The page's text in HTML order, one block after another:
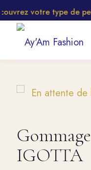
votre type de
IGOTTA